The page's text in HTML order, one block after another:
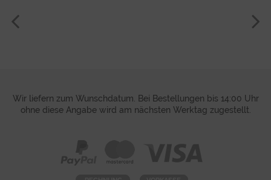
Wir liefern zum Wunschdatum. Bei Bestellungen bis 14:00 Uhr
ohne diese Angabe wird am nächsten Werktag zugestellt.